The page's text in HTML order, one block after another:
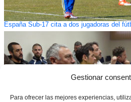
Gestionar
Para ofrecer las mejores experiencias,
España Sub-17 cita a dos jugadoras del